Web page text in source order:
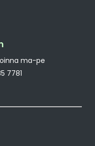
ma-pe
7781